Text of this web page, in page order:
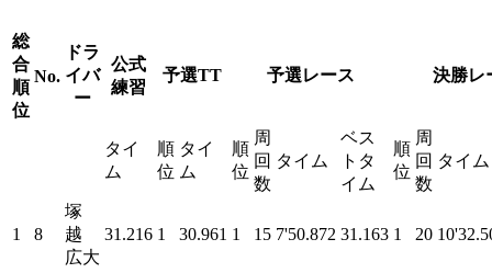
総
合
順
位
No.
ドラ
イバ
ー
公式
練習
予選TT 予選レース 決勝レ
タイ
ム
順
位
タイ
ム
順
位
周
回
数
タイム
ベス
トタ
イム
順
位
周
回
数
タイム
1 8
塚
越
広大
31.216 1 30.961 1 15 7'50.872 31.163 1 20